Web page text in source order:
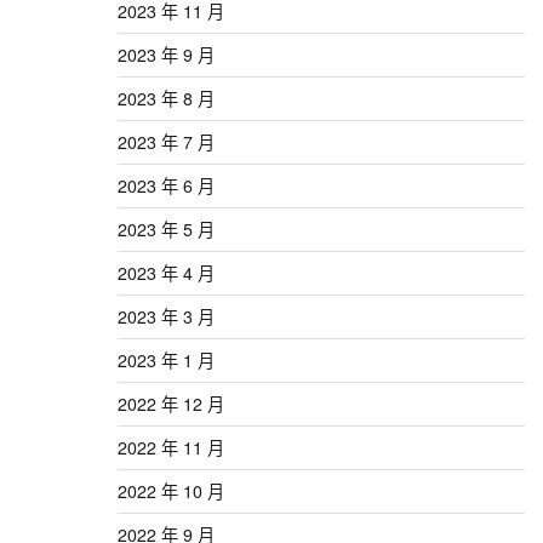
2023 年 11 月
2023 年 9 月
2023 年 8 月
2023 年 7 月
2023 年 6 月
2023 年 5 月
2023 年 4 月
2023 年 3 月
2023 年 1 月
2022 年 12 月
2022 年 11 月
2022 年 10 月
2022 年 9 月